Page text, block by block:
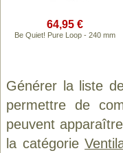
64,95 €
Be Quiet! Pure Loop - 240 mm
Générer la liste
permettre de
peuvent
la catégorie